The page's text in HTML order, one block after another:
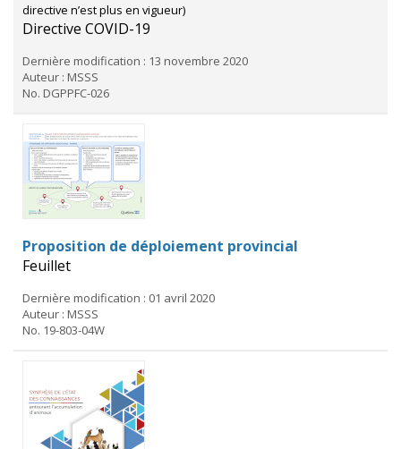
directive n’est plus en vigueur)
Directive COVID-19
Dernière modification : 13 novembre 2020
Auteur : MSSS
No. DGPPFC-026
Proposition de déploiement provincial
Feuillet
Dernière modification : 01 avril 2020
Auteur : MSSS
No. 19-803-04W